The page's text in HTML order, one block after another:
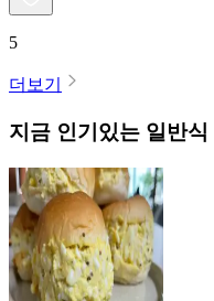
5
더보기
지금 인기있는 일반식